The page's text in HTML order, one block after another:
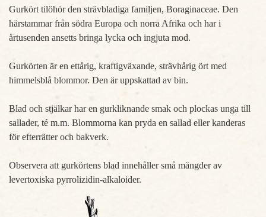
Gurkört tilöhör den strävbladiga familjen, Boraginaceae. Den
härstammar från södra Europa och norra Afrika och har i
årtusenden ansetts bringa lycka och ingjuta mod.
Gurkörten är en ettårig, kraftigväxande, strävhårig ört med
himmelsblå blommor. Den är uppskattad av bin.
Blad och stjälkar har en gurkliknande smak och plockas unga till
sallader, té m.m. Blommorna kan pryda en sallad eller kanderas
för efterrätter och bakverk.
Observera att gurkörtens blad innehåller små mängder av
levertoxiska pyrrolizidin-alkaloider.